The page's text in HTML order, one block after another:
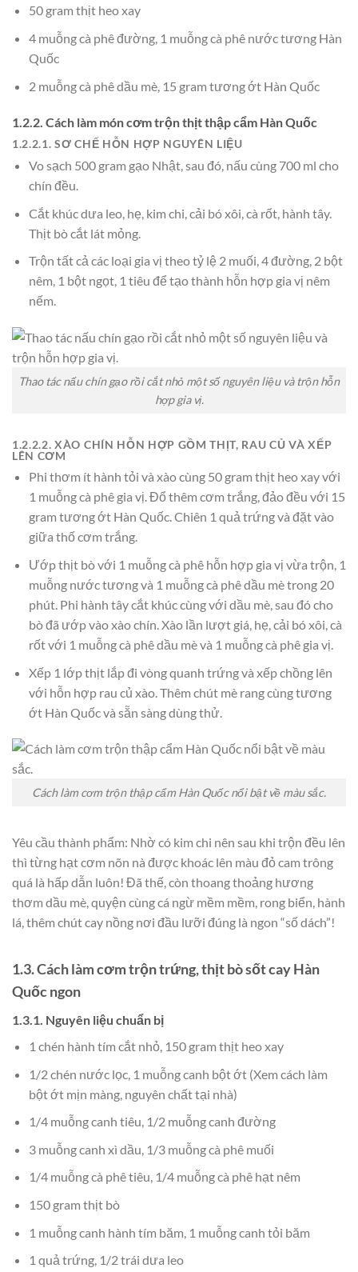
50 gram thịt heo xay
4 muỗng cà phê đường, 1 muỗng cà phê nước tương Hàn
Quốc
2 muỗng cà phê dầu mè, 15 gram tương ớt Hàn Quốc
1.2.2. Cách làm món cơm trộn thịt thập cẩm Hàn Quốc
1.2.2.1. SƠ CHẾ HỖN HỢP NGUYÊN LIỆU
Vo sạch 500 gram gạo Nhật, sau đó, nấu cùng 700 ml cho
chín đều.
Cắt khúc dưa leo, hẹ, kim chi, cải bó xôi, cà rốt, hành tây.
Thịt bò cắt lát mỏng.
Trộn tất cả các loại gia vị theo tỷ lệ 2 muối, 4 đường, 2 bột
nêm, 1 bột ngọt, 1 tiêu để tạo thành hỗn hợp gia vị nêm
nếm.
Thao tác nấu chín gạo rồi cắt nhỏ một số nguyên liệu và trộn hỗn
hợp gia vị.
1.2.2.2. XÀO CHÍN HỖN HỢP GỒM THỊT, RAU CỦ VÀ XẾP
LÊN CƠM
Phi thơm ít hành tỏi và xào cùng 50 gram thịt heo xay với
1 muỗng cà phê gia vị. Đổ thêm cơm trắng, đảo đều với 15
gram tương ớt Hàn Quốc. Chiên 1 quả trứng và đặt vào
giữa thố cơm trắng.
Ướp thịt bò với 1 muỗng cà phê hỗn hợp gia vị vừa trộn, 1
muỗng nước tương và 1 muỗng cà phê dầu mè trong 20
phút. Phi hành tây cắt khúc cùng với dầu mè, sau đó cho
bò đã ướp vào xào chín. Xào lần lượt giá, hẹ, cải bó xôi, cà
rốt với 1 muỗng cà phê dầu mè và 1 muỗng cà phê gia vị.
Xếp 1 lớp thịt lắp đi vòng quanh trứng và xếp chồng lên
với hỗn hợp rau củ xào. Thêm chút mè rang cùng tương
ớt Hàn Quốc và sẵn sàng dùng thử.
Cách làm cơm trộn thập cẩm Hàn Quốc nổi bật về màu sắc.
Yêu cầu thành phẩm: Nhờ có kim chi nên sau khi trộn đều lên
thì từng hạt cơm nõn nà được khoác lên màu đỏ cam trông
quá là hấp dẫn luôn! Đã thế, còn thoang thoảng hương
thơm dầu mè, quyện cùng cá ngừ mềm mềm, rong biển, hành
lá, thêm chút cay nồng nơi đầu lưỡi đúng là ngon “số dách”!
1.3. Cách làm cơm trộn trứng, thịt bò sốt cay Hàn
Quốc ngon
1.3.1. Nguyên liệu chuẩn bị
1 chén hành tím cắt nhỏ, 150 gram thịt heo xay
1/2 chén nước lọc, 1 muỗng canh bột ớt (Xem cách làm
bột ớt mịn màng, nguyên chất tại nhà)
1/4 muỗng canh tiêu, 1/2 muỗng canh đường
3 muỗng canh xì dầu, 1/3 muỗng cà phê muối
1/4 muỗng cà phê tiêu, 1/4 muỗng cà phê hạt nêm
150 gram thịt bò
1 muỗng canh hành tím băm, 1 muỗng canh tỏi băm
1 quả trứng, 1/2 trái dưa leo